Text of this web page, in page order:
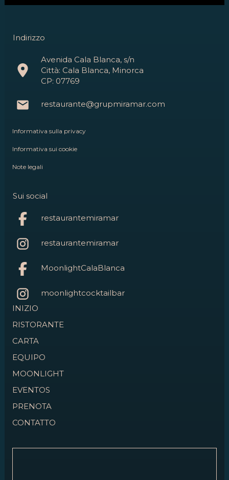
Indirizzo
Avenida Cala Blanca, s/n
Città: Cala Blanca, Minorca
CP: 07769
restaurante@grupmiramar.com
Informativa sulla privacy
Informativa sui cookie
Note legali
Sui social
restaurantemiramar
restaurantemiramar
MoonlightCalaBlanca
moonlightcocktailbar
INIZIO
RISTORANTE
CARTA
EQUIPO
MOONLIGHT
EVENTOS
PRENOTA
CONTATTO